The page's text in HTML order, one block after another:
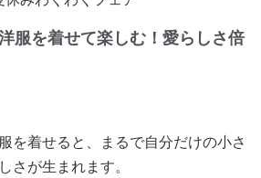
服を着せて楽しむ！愛らしさ倍
を着せると、まるで自分だけの小さ
さが生まれます。